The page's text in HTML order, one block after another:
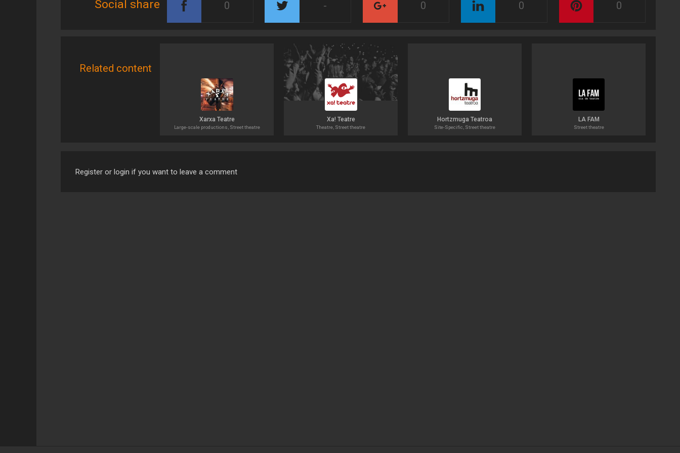
Social share 0 - 0 0 0
Related content
Xarxa Teatre
Large-scale productions, Street theatre
Xa! Teatre
Theatre, Street theatre
Hortzmuga Teatroa
Site-Specific, Street theatre
LA FAM
Street theatre
Register or login if you want to leave a comment